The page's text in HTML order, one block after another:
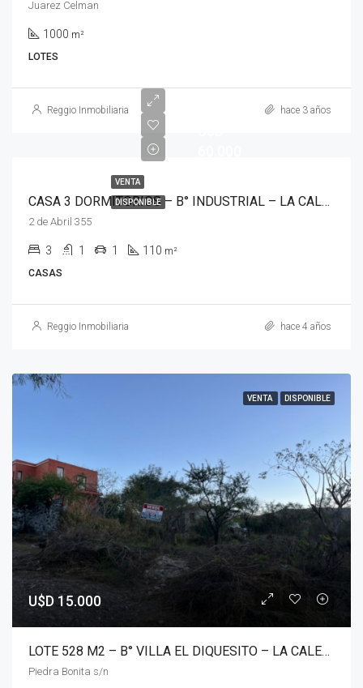
Juarez Celman
1000 m²
LOTES
Reggio Inmobiliaria hace 3 años
VENTA
DISPONIBLE CASA 3 DORMITORIOS – B° INDUSTRIAL – LA CALERA
2 de Abril 355
3 1 1 110 m²
CASAS
Reggio Inmobiliaria hace 4 años
VENTA DISPONIBLE
U$D 15.000
LOTE 528 M2 – B° VILLA EL DIQUESITO – LA CALERA
Piedra Bonita s/n